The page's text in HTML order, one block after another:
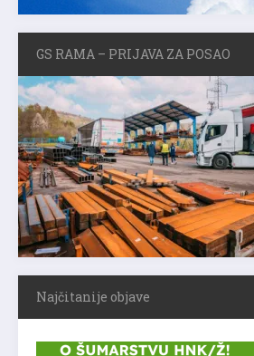
GS RAMA – PRIJAVA ZA POSAO
Najčitanije objave